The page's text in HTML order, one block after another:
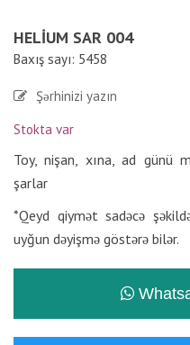
HELIUM SAR 004
Baxış sayı: 5458
Şərhinizi yazın
Stokta var
Toy, nişan, xına, ad günü
şarlar
*Qeyd qiymət sadəcə
uyğun dəyişmə göstərə bilər.